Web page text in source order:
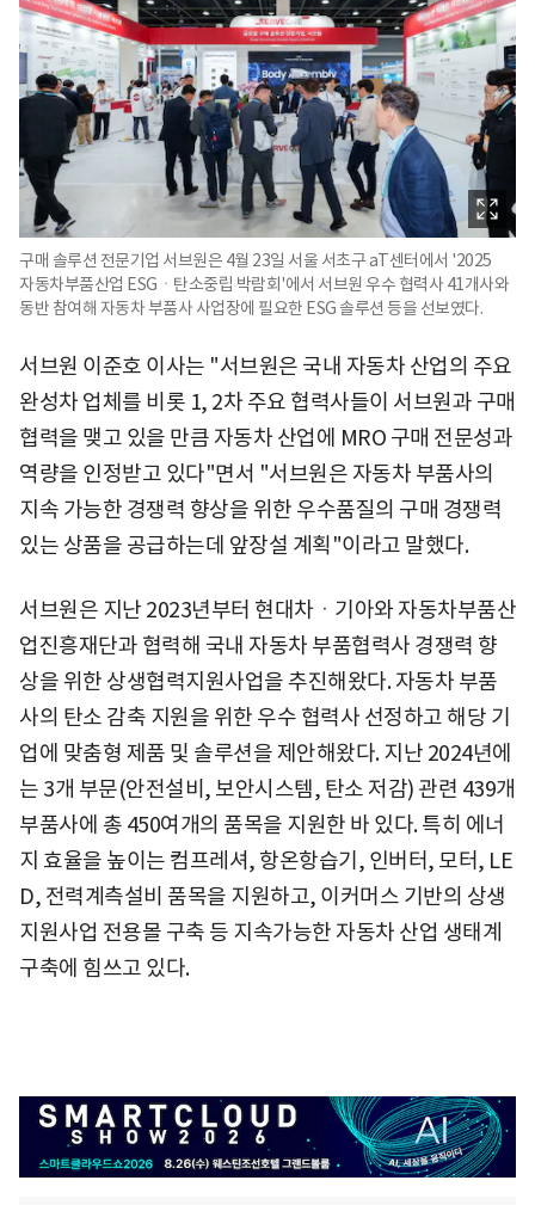
구매 솔루션 전문기업 서브원은 4월 23일 서울 서초구 aT센터에서 '2025
자동차부품산업 ESGㆍ탄소중립 박람회'에서 서브원 우수 협력사 41개사와
동반 참여해 자동차 부품사 사업장에 필요한 ESG 솔루션 등을 선보였다.
서브원 이준호 이사는 "서브원은 국내 자동차 산업의 주요
완성차 업체를 비롯 1, 2차 주요 협력사들이 서브원과 구매
협력을 맺고 있을 만큼 자동차 산업에 MRO 구매 전문성과
역량을 인정받고 있다"면서 "서브원은 자동차 부품사의
지속 가능한 경쟁력 향상을 위한 우수품질의 구매 경쟁력
있는 상품을 공급하는데 앞장설 계획"이라고 말했다.
서브원은 지난 2023년부터 현대차ㆍ기아와 자동차부품산
업진흥재단과 협력해 국내 자동차 부품협력사 경쟁력 향
상을 위한 상생협력지원사업을 추진해왔다. 자동차 부품
사의 탄소 감축 지원을 위한 우수 협력사 선정하고 해당 기
업에 맞춤형 제품 및 솔루션을 제안해왔다. 지난 2024년에
는 3개 부문(안전설비, 보안시스템, 탄소 저감) 관련 439개
부품사에 총 450여개의 품목을 지원한 바 있다. 특히 에너
지 효율을 높이는 컴프레셔, 항온항습기, 인버터, 모터, LE
D, 전력계측설비 품목을 지원하고, 이커머스 기반의 상생
지원사업 전용몰 구축 등 지속가능한 자동차 산업 생태계
구축에 힘쓰고 있다.